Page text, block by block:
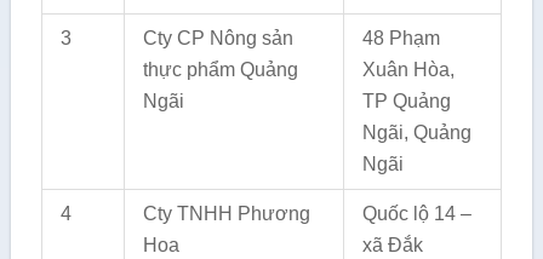
3
Cty CP Nông sản
thực phẩm Quảng
Ngãi
48 Phạm
Xuân Hòa,
TP Quảng
Ngãi, Quảng
Ngãi
4
Cty TNHH Phương
Hoa
Quốc lộ 14 –
xã Đắk